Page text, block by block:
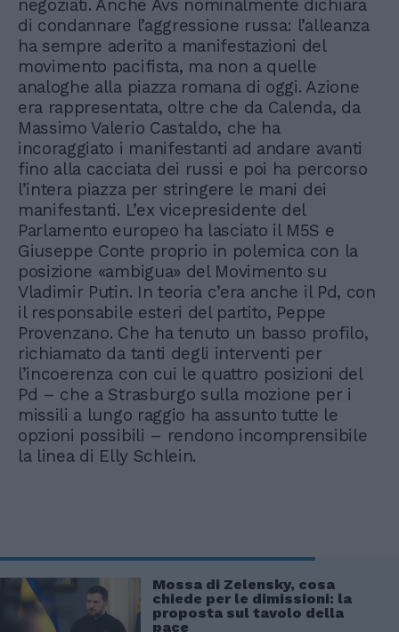
negoziati. Anche Avs nominalmente dichiara
di condannare l’aggressione russa: l’alleanza
ha sempre aderito a manifestazioni del
movimento pacifista, ma non a quelle
analoghe alla piazza romana di oggi. Azione
era rappresentata, oltre che da Calenda, da
Massimo Valerio Castaldo, che ha
incoraggiato i manifestanti ad andare avanti
fino alla cacciata dei russi e poi ha percorso
l’intera piazza per stringere le mani dei
manifestanti. L’ex vicepresidente del
Parlamento europeo ha lasciato il M5S e
Giuseppe Conte proprio in polemica con la
posizione «ambigua» del Movimento su
Vladimir Putin. In teoria c’era anche il Pd, con
il responsabile esteri del partito, Peppe
Provenzano. Che ha tenuto un basso profilo,
richiamato da tanti degli interventi per
l’incoerenza con cui le quattro posizioni del
Pd – che a Strasburgo sulla mozione per i
missili a lungo raggio ha assunto tutte le
opzioni possibili – rendono incomprensibile
la linea di Elly Schlein.
Mossa di Zelensky, cosa
chiede per le dimissioni: la
proposta sul tavolo della
pace